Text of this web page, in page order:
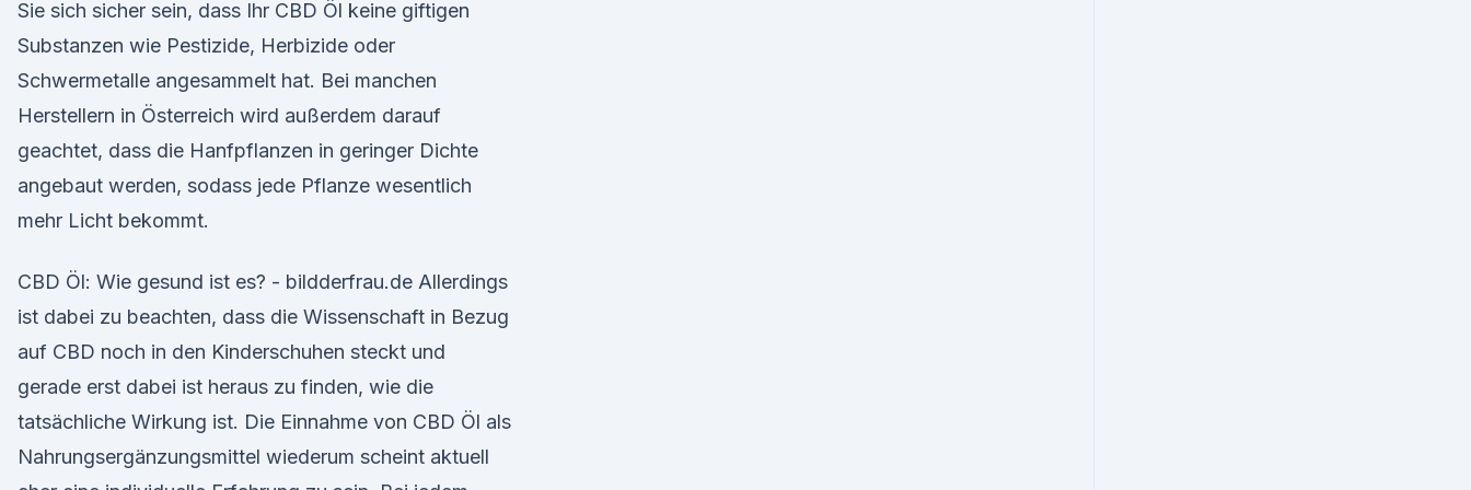
Sie sich sicher sein, dass Ihr CBD Öl keine giftigen
Substanzen wie Pestizide, Herbizide oder
Schwermetalle angesammelt hat. Bei manchen
Herstellern in Österreich wird außerdem darauf
geachtet, dass die Hanfpflanzen in geringer Dichte
angebaut werden, sodass jede Pflanze wesentlich
mehr Licht bekommt.
CBD Öl: Wie gesund ist es? - bildderfrau.de Allerdings
ist dabei zu beachten, dass die Wissenschaft in Bezug
auf CBD noch in den Kinderschuhen steckt und
gerade erst dabei ist heraus zu finden, wie die
tatsächliche Wirkung ist. Die Einnahme von CBD Öl als
Nahrungsergänzungsmittel wiederum scheint aktuell